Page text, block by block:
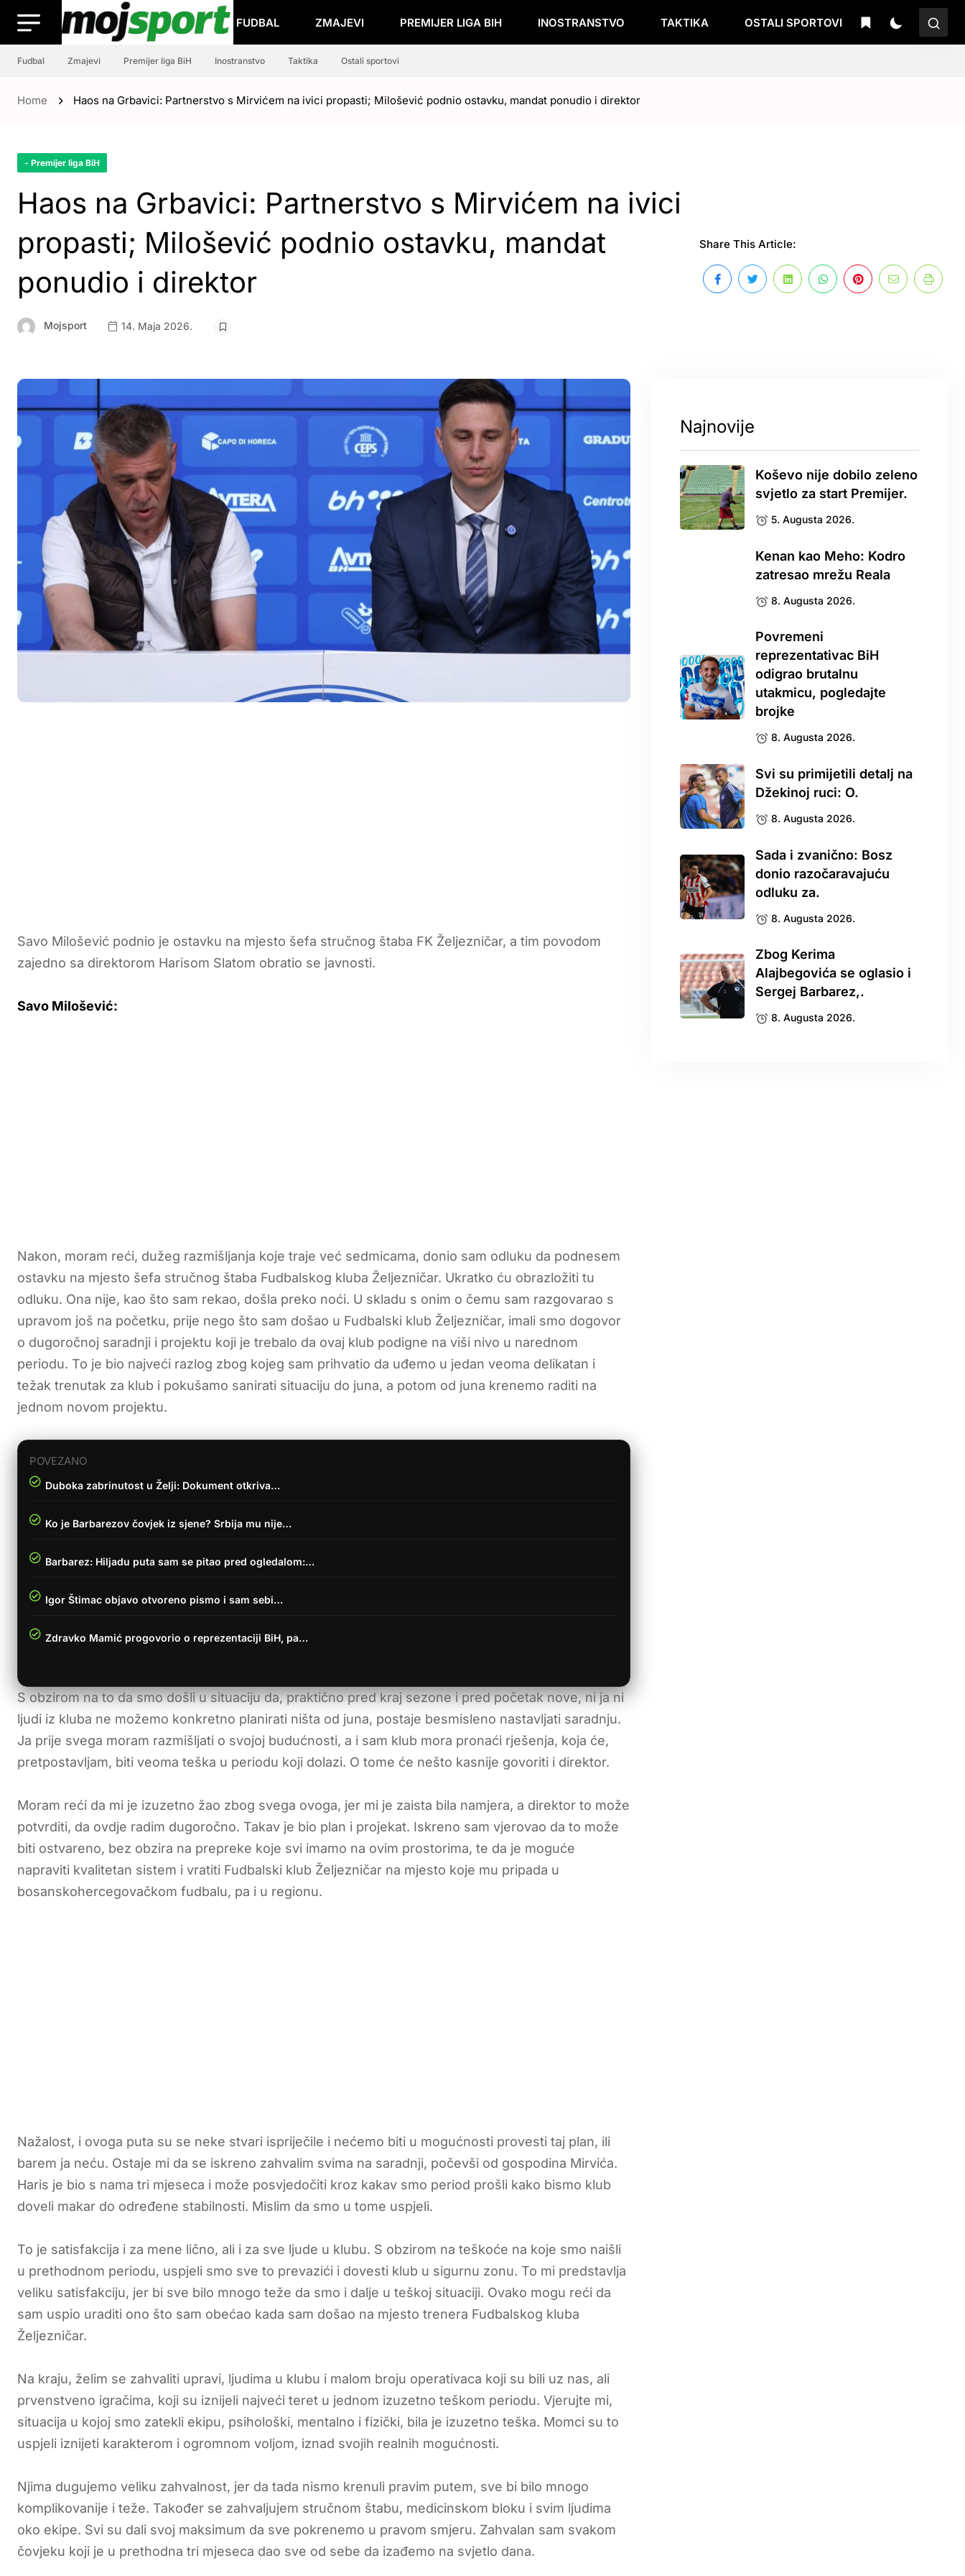
FUDBAL ZMAJEVI PREMIJER LIGA BIH INOSTRANSTVO TAKTIKA OSTALI SPORTOVI
Fudbal Zmajevi Premijer liga BiH Inostranstvo Taktika Ostali sportovi
Home Haos na Grbavici: Partnerstvo s Mirvićem na ivici propasti; Milošević podnio ostavku, mandat ponudio i direktor
- Premijer liga BiH
Haos na Grbavici: Partnerstvo s Mirvićem na ivici
propasti; Milošević podnio ostavku, mandat
ponudio i direktor
Mojsport 14. Maja 2026.
Share This Article:
Savo Milošević podnio je ostavku na mjesto šefa stručnog štaba FK Željezničar, a tim povodom
zajedno sa direktorom Harisom Slatom obratio se javnosti.
Savo Milošević:
Nakon, moram reći, dužeg razmišljanja koje traje već sedmicama, donio sam odluku da podnesem
ostavku na mjesto šefa stručnog štaba Fudbalskog kluba Željezničar. Ukratko ću obrazložiti tu
odluku. Ona nije, kao što sam rekao, došla preko noći. U skladu s onim o čemu sam razgovarao s
upravom još na početku, prije nego što sam došao u Fudbalski klub Željezničar, imali smo dogovor
o dugoročnoj saradnji i projektu koji je trebalo da ovaj klub podigne na viši nivo u narednom
periodu. To je bio najveći razlog zbog kojeg sam prihvatio da uđemo u jedan veoma delikatan i
težak trenutak za klub i pokušamo sanirati situaciju do juna, a potom od juna krenemo raditi na
jednom novom projektu.
POVEZANO
Duboka zabrinutost u Želji: Dokument otkriva…
Ko je Barbarezov čovjek iz sjene? Srbija mu nije…
Barbarez: Hiljadu puta sam se pitao pred ogledalom:…
Igor Štimac objavo otvoreno pismo i sam sebi…
Zdravko Mamić progovorio o reprezentaciji BiH, pa…
S obzirom na to da smo došli u situaciju da, praktično pred kraj sezone i pred početak nove, ni ja ni
ljudi iz kluba ne možemo konkretno planirati ništa od juna, postaje besmisleno nastavljati saradnju.
Ja prije svega moram razmišljati o svojoj budućnosti, a i sam klub mora pronaći rješenja, koja će,
pretpostavljam, biti veoma teška u periodu koji dolazi. O tome će nešto kasnije govoriti i direktor.
Moram reći da mi je izuzetno žao zbog svega ovoga, jer mi je zaista bila namjera, a direktor to može
potvrditi, da ovdje radim dugoročno. Takav je bio plan i projekat. Iskreno sam vjerovao da to može
biti ostvareno, bez obzira na prepreke koje svi imamo na ovim prostorima, te da je moguće
napraviti kvalitetan sistem i vratiti Fudbalski klub Željezničar na mjesto koje mu pripada u
bosanskohercegovačkom fudbalu, pa i u regionu.
Nažalost, i ovoga puta su se neke stvari ispriječile i nećemo biti u mogućnosti provesti taj plan, ili
barem ja neću. Ostaje mi da se iskreno zahvalim svima na saradnji, počevši od gospodina Mirvića.
Haris je bio s nama tri mjeseca i može posvjedočiti kroz kakav smo period prošli kako bismo klub
doveli makar do određene stabilnosti. Mislim da smo u tome uspjeli.
To je satisfakcija i za mene lično, ali i za sve ljude u klubu. S obzirom na teškoće na koje smo naišli
u prethodnom periodu, uspjeli smo sve to prevazići i dovesti klub u sigurnu zonu. To mi predstavlja
veliku satisfakciju, jer bi sve bilo mnogo teže da smo i dalje u teškoj situaciji. Ovako mogu reći da
sam uspio uraditi ono što sam obećao kada sam došao na mjesto trenera Fudbalskog kluba
Željezničar.
Na kraju, želim se zahvaliti upravi, ljudima u klubu i malom broju operativaca koji su bili uz nas, ali
prvenstveno igračima, koji su iznijeli najveći teret u jednom izuzetno teškom periodu. Vjerujte mi,
situacija u kojoj smo zatekli ekipu, psihološki, mentalno i fizički, bila je izuzetno teška. Momci su to
uspjeli iznijeti karakterom i ogromnom voljom, iznad svojih realnih mogućnosti.
Njima dugujemo veliku zahvalnost, jer da tada nismo krenuli pravim putem, sve bi bilo mnogo
komplikovanije i teže. Također se zahvaljujem stručnom štabu, medicinskom bloku i svim ljudima
oko ekipe. Svi su dali svoj maksimum da sve pokrenemo u pravom smjeru. Zahvalan sam svakom
čovjeku koji je u prethodna tri mjeseca dao sve od sebe da izađemo na svjetlo dana.
Najnovije
Koševo nije dobilo zeleno
svjetlo za start Premijer.
5. Augusta 2026.
Kenan kao Meho: Kodro
zatresao mrežu Reala
8. Augusta 2026.
Povremeni
reprezentativac BiH
odigrao brutalnu
utakmicu, pogledajte
brojke
8. Augusta 2026.
Svi su primijetili detalj na
Džekinoj ruci: O.
8. Augusta 2026.
Sada i zvanično: Bosz
donio razočaravajuću
odluku za.
8. Augusta 2026.
Zbog Kerima
Alajbegovića se oglasio i
Sergej Barbarez,.
8. Augusta 2026.